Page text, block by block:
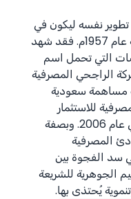
نفسه ليكون في
خدمة عملائه، هو الذي بدأ نشاطه عام 1957م. فقد شهد
التي تحمل اسم
الراجحي المصرفية
عام 1988م، شركة مساهمة سعودية
للاستثمار
وتمت تسميته بمصرف الراجحي في عام 2006. وبصفة
المصرفية
سد الفجوة بين
الجوهرية للشريعة
يُحتذى بها.